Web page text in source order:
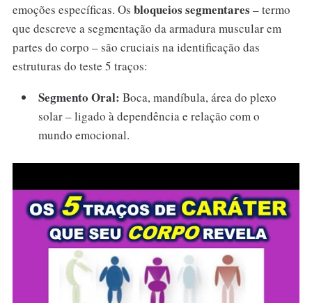
emoções específicas. Os bloqueios segmentares – termo
que descreve a segmentação da armadura muscular em
partes do corpo – são cruciais na identificação das
estruturas do teste 5 traços:
Segmento Oral: Boca, mandíbula, área do plexo
solar – ligado à dependência e relação com o
mundo emocional.